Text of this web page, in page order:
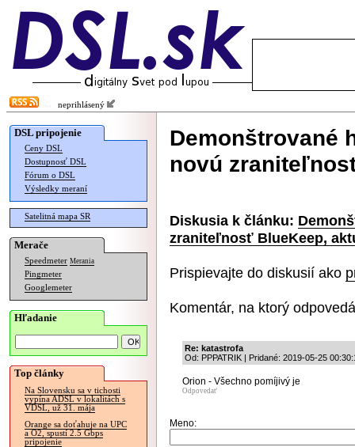
neprihlásený
DSL pripojenie
Ceny DSL
Dostupnosť DSL
Fórum o DSL
Výsledky meraní
Satelitná mapa SR
Merače
Speedmeter Merania
Pingmeter
Googlemeter
Hľadanie
Top články
Na Slovensku sa v tichosti
vypína ADSL v lokalitách s
VDSL, už 31. mája
Orange sa doťahuje na UPC
a O2, spustí 2.5 Gbps
pripojenie
Demonštrované
novú
Diskusia k článku:
zraniteľnosť BlueKeep,
Prispievajte do diskusií ako
Komentár, na ktorý
Re: katastrofa
Od: PPPATRIK | Pridané: 2019-05-25
Orion - Všechno pomíjivý je
Odpovedať
Meno: